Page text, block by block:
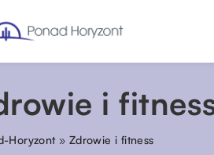
i
Horyzont» Zdrowie i fitness